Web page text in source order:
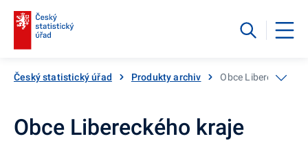
Český statistický úřad Produkty archiv Obce Libereckého
Obce Libereckého kraje